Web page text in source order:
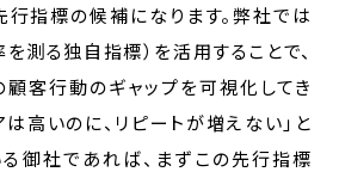
指標の候補になります。弊社では
測る独自指標）を活用することで、
客行動のギャップを可視化してき
は高いのに、リピートが増えない」と
御社であれば、まずこの先行指標